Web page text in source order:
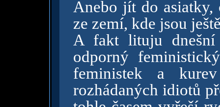
Anebo jít do
ze zemí, kde jsou
A fakt lituju
odporný
feministek a
rozhádaných idiotů